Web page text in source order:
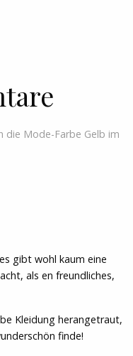
die Mode-Farbe Gelb im
gibt wohl kaum eine
als en freundliches,
Kleidung herangetraut,
finde!